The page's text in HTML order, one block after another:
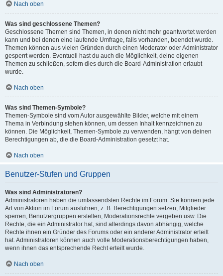
Nach oben
Was sind geschlossene Themen?
Geschlossene Themen sind Themen, in denen nicht mehr geantwortet werden
kann und bei denen eine laufende Umfrage, falls vorhanden, beendet wurde.
Themen können aus vielen Gründen durch einen Moderator oder Administrator
gesperrt werden. Eventuell hast du auch die Möglichkeit, deine eigenen
Themen zu schließen, sofern dies durch die Board-Administration erlaubt
wurde.
Nach oben
Was sind Themen-Symbole?
Themen-Symbole sind vom Autor ausgewählte Bilder, welche mit einem
Thema in Verbindung stehen können, um dessen Inhalt kennzeichnen zu
können. Die Möglichkeit, Themen-Symbole zu verwenden, hängt von deinen
Berechtigungen ab, die die Board-Administration gesetzt hat.
Nach oben
Benutzer-Stufen und Gruppen
Was sind Administratoren?
Administratoren haben die umfassendsten Rechte im Forum. Sie können jede
Art von Aktion im Forum ausführen; z. B. Berechtigungen setzen, Mitglieder
sperren, Benutzergruppen erstellen, Moderationsrechte vergeben usw. Die
Rechte, die ein Administrator hat, sind allerdings davon abhängig, welche
Rechte ihnen ein Gründer des Forums oder ein anderer Administrator erteilt
hat. Administratoren können auch volle Moderationsberechtigungen haben,
wenn ihnen das entsprechende Recht erteilt wurde.
Nach oben